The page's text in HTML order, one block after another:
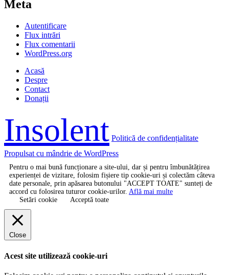
Meta
Autentificare
Flux intrări
Flux comentarii
WordPress.org
Acasă
Despre
Contact
Donații
Insolent Politică de confidențialitate
Propulsat cu mândrie de WordPress
Pentru o mai bună funcționare a site-ului, dar și pentru îmbunătățirea
experienței de vizitare, folosim fișiere tip cookie-uri și colectăm câteva
date personale, prin apăsarea butonului "ACCEPT TOATE" sunteți de
accord cu folosirea tuturor cookie-urilor. Află mai multe
Setări cookie
Acceptă toate
Close
Acest site utilizează cookie-uri